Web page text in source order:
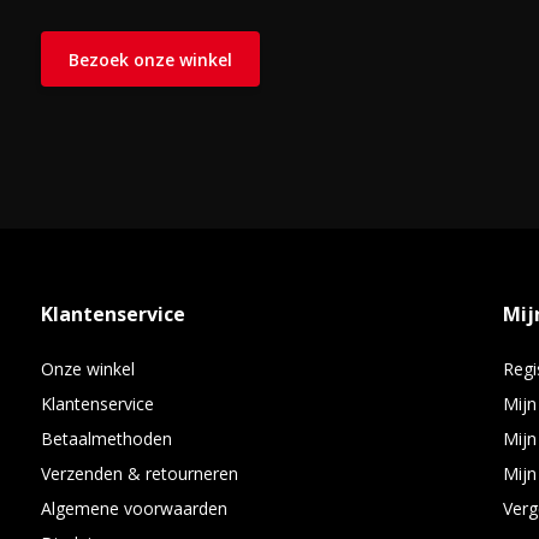
Bezoek onze winkel
Klantenservice
Onze winkel
Klantenservice
Betaalmethoden
Verzenden & retourneren
Algemene voorwaarden